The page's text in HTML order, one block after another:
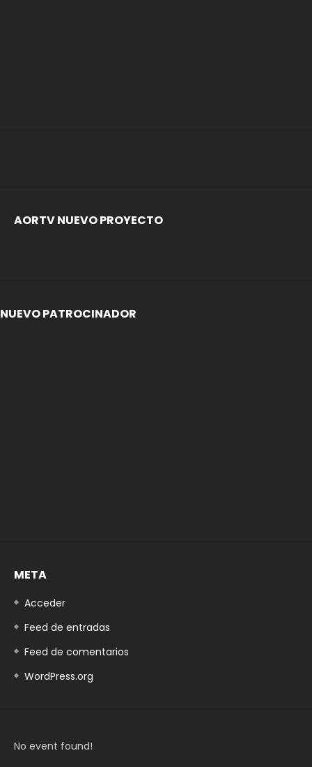
AORTV NUEVO PROYECTO
NUEVO PATROCINADOR
META
Acceder
Feed de entradas
Feed de comentarios
WordPress.org
No event found!